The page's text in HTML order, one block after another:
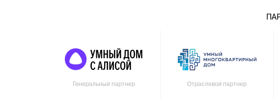
Генеральный партнер Отраслевой партнер